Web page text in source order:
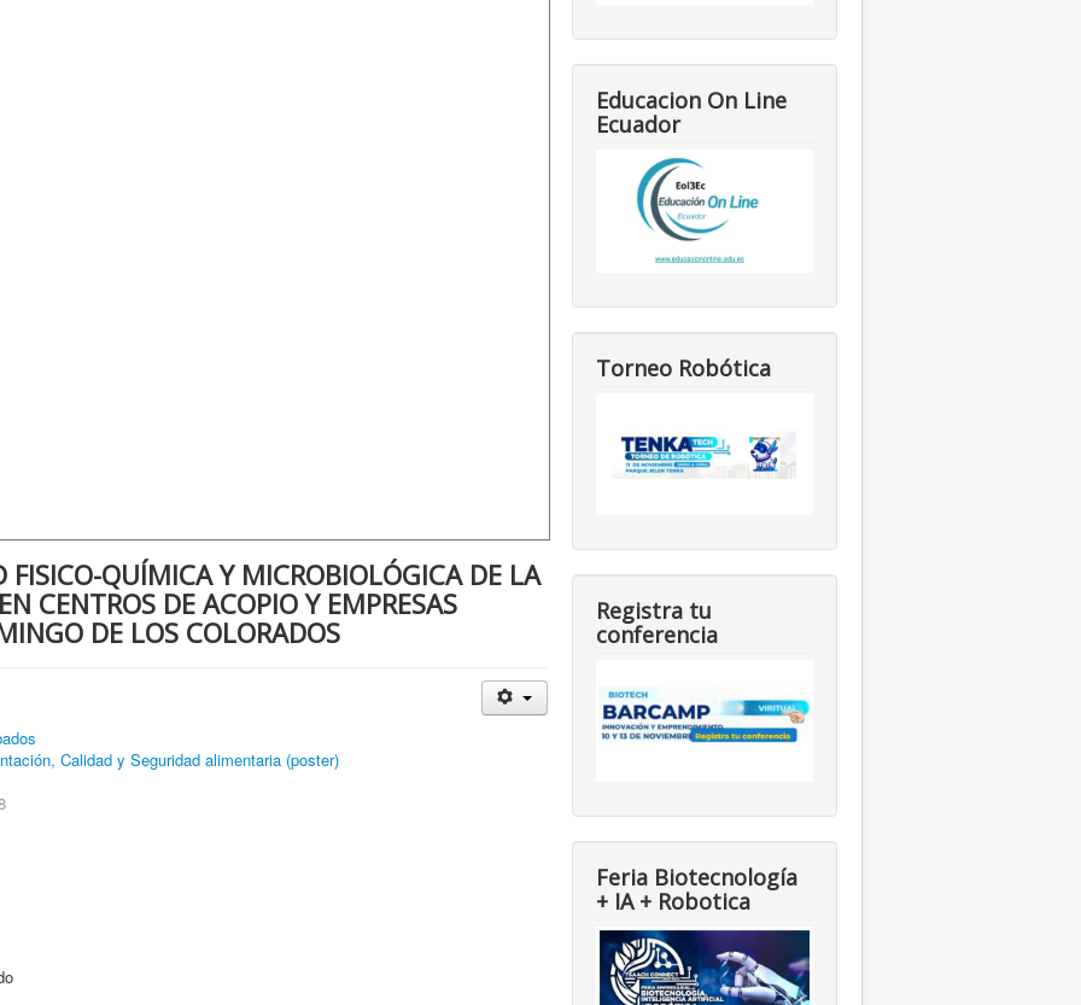
FISICO-QUÍMICA Y MICROBIOLÓGICA DE LA
CENTROS DE ACOPIO Y EMPRESAS
DE LOS COLORADOS
Calidad y Seguridad alimentaria (poster)
Educacion On Line
Ecuador
Torneo Robótica
Registra tu
conferencia
Feria Biotecnología
+ IA + Robotica